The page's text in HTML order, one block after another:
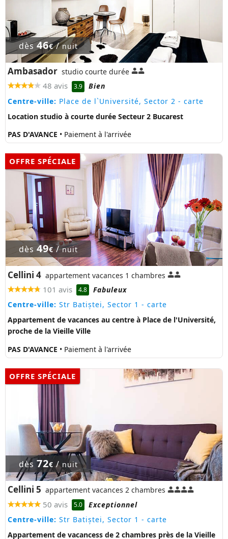
dès46€/nuit
Ambasador studio courte durée
48 avis 3.9
Bien
Centre-ville: Place de l`Université, Sector 2 - carte
Location studio à courte durée Secteur 2 Bucarest
PAS D'AVANCE • Paiement à l'arrivée
OFFRE SPÉCIALE
dès 49€/nuit
Cellini 4 appartement vacances 1 chambres
101 avis 4.8
Fabuleux
Centre-ville: Str Batiștei, Sector 1 - carte
Appartement de vacances au centre à Place de l'Université,
proche de la Vieille Ville
PAS D'AVANCE • Paiement à l'arrivée
OFFRE SPÉCIALE
dès 72€/ nuit
Cellini 5 appartement vacances 2 chambres
50 avis 5.0
Exceptionnel
Centre-ville: Str Batiștei, Sector 1 - carte
Appartement de vacancess de 2 chambres près de la Vieille